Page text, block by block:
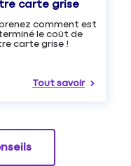
carte grise
comment est
le coût de
carte grise !
Tout savoir